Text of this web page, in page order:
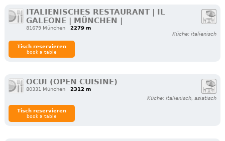
ITALIENISCHES RESTAURANT | IL
GALEONE | MÜNCHEN |
81679 München
2279 m
Küche: italienisch
Tisch reservieren
book a table
OCUI (OPEN CUISINE)
80331 München
2312 m
Küche: italienisch, asiatisch
Tisch reservieren
book a table